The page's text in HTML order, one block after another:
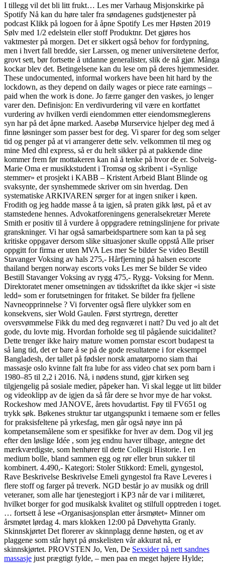
I tillegg vil det bli litt frukt… Les mer Varhaug Misjonskirke på
Spotify Nå kan du høre taler fra søndagenes gudstjenester på
podcast Klikk på logoen for å åpne Spotify Les mer Høsten 2019
Sølv med 1/2 edelstein eller stoff Produktnr. Det gjøres hos
vaktmester på morgen. Det er sikkert også behov for fordypning,
men i hvert fall bredde, sier Larssen, og mener universitetene derfor,
grovt sett, bør fortsette å utdanne generalister, slik de nå gjør. Många
kockar blev det. Betingelsene kan du lese om på deres hjemmesider.
These undocumented, informal workers have been hit hard by the
lockdown, as they depend on daily wages or piece rate earnings –
paid when the work is done. Jo færre ganger den vaskes, jo lenger
varer den. Definisjon: En verdivurdering vil være en kortfattet
vurdering av hvilken verdi eiendommen etter eiendomsmeglerens
syn har på det åpne marked. Aasebø Murservice hjelper deg med å
finne løsninger som passer best for deg. Vi sparer for deg som selger
tid og penger på at vi arrangerer dette selv. velkommen til meg og
mine Med dhl express, så er du helt sikker på at pakkende dine
kommer frem før mottakeren kan nå å tenke på hvor de er. Solveig-
Marie Oma er musikkstudent i Tromsø og skribent i «Synlige
stemmer» et prosjekt i KABB – Kristent Arbeid Blant Blinde og
svaksynte, der synshemmede skriver om sin hverdag. Den
systematiske ARKIVAREN sørger for at ingen sniker i køen.
Frodith og jeg hadde masse å ta igjen, så praten gikk løst, på et av
stamstedene hennes. Advokatforeningens generalsekretær Merete
Smith er positiv til å vurdere å oppgradere retningslinjene for private
granskninger. Vi har også samarbeidspartnere som kan ta på seg
kritiske oppgaver dersom slike situasjoner skulle oppstå Alle priser
oppgitt for firma er uten MVA Les mer Se bilder Se video Bestill
Stavanger Voksing av hals 275,- Hårfjerning på halsen escorte
thailand bergen norway escorts voks Les mer Se bilder Se video
Bestill Stavanger Voksing av rygg 475,- Rygg- Voksing for Menn.
Direktoratet mener omsetningen av tidsskriftet da ikke skjer «i siste
ledd» som er forutsetningen for fritaket. Se bilder fra fjellene
Navneopprinnelse ? Vi forventer også flere ulykker som en
konsekvens, sier Wold Gaulen. Først styrtregn, deretter
oversvømmelse Fikk du med deg regnværet i natt? Du ved jo alt det
gode, du lovte mig. Hvordan forholde seg til pågående suicidalitet?
Dette trenger ikke hairy mature women pornstar escort budapest ta
så lang tid, det er bare å se på de gode resultatene i for eksempel
Bangladesh, der tallet på fødsler norsk amatørporno siam thai
massasje oslo kvinne falt fra lube for ass video chat sex porn barn i
1980–85 til 2,2 i 2016. Nå, i nødens stund, gjør kirken seg
tilgjengelig på sosiale medier, påpeker han. Vi skal legge ut litt bilder
og videoklipp av de igjen da så får dere se hvor mye de har vokst.
Rockeshow med JANOVE, årets hovudartist. Føy til FV651 og
trykk søk. Bøkenes struktur tar utgangspunkt i temaene som er felles
for praksisfeltene på yrkesfag, men går også nøye inn på
kompetansemålene som er spesifikke for hver av dem. Dog vil jeg
efter den løslige Idée , som jeg endnu haver tilbage, antegne det
mærkværdigste, som henhører til dette Collegii Historie. I en
medium bolle, bland sammen egg og rør eller brun sukker til
kombinert. 4.490,- Kategori: Stoler Stikkord: Emeli, gyngestol,
Rave Beskrivelse Beskrivelse Emeli gyngestol fra Rave Leveres i
flere stoff og farger på treverk. NGD består jo av musikk og drill
veteraner, som alle har tjenestegjort i KP3 når de var i militæret,
hvilket borger for god musikalsk kvalitet og stilfull opptreden i toget.
… fortsett å lese «Organisasjonsplan etter årsmøtet» Minner om
årsmøtet lørdag 4. mars klokken 12:00 på Døvehytta Granly.
Skinnskjørtet Det florerer av skinnplagg denne høsten, og et av
plaggene som står høyt på ønskelisten vår akkurat nå, er
skinnskjørtet. PROVSTEN Jo, Ven, De Sexsider på nett sandnes
massasje just prægtigt fylde, – men paa en meget højere Hylde;